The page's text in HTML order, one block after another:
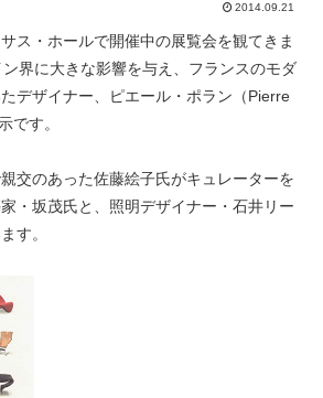
2014.09.21
ス・ホールで開催中の展覧会を観てきま
界に大きな影響を与え、フランスのモダ
デザイナー、ピエール・ポラン（Pierre
です。
交のあった佐藤絵子氏がキュレーターを
・坂茂氏と、照明デザイナー・石井リー
す。